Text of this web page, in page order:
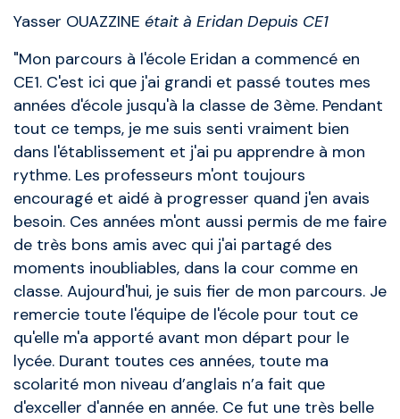
Yasser OUAZZINE était à Eridan Depuis CE1
"Mon parcours à l'école Eridan a commencé en
CE1. C'est ici que j'ai grandi et passé toutes mes
années d'école jusqu'à la classe de 3ème. Pendant
tout ce temps, je me suis senti vraiment bien
dans l'établissement et j'ai pu apprendre à mon
rythme. Les professeurs m'ont toujours
encouragé et aidé à progresser quand j'en avais
besoin. Ces années m'ont aussi permis de me faire
de très bons amis avec qui j'ai partagé des
moments inoubliables, dans la cour comme en
classe. Aujourd'hui, je suis fier de mon parcours. Je
remercie toute l'équipe de l'école pour tout ce
qu'elle m'a apporté avant mon départ pour le
lycée. Durant toutes ces années, toute ma
scolarité mon niveau d’anglais n’a fait que
d'exceller d'année en année. Ce fut une très belle